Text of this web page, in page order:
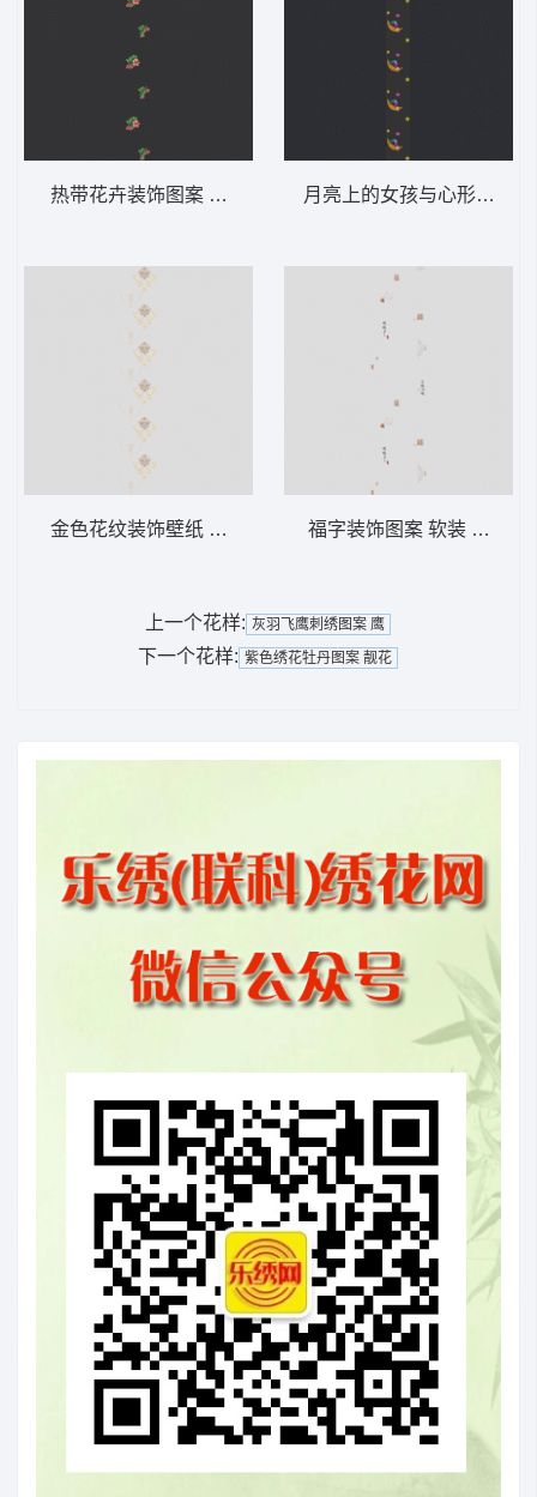
热带花卉装饰图案 软装 装饰 窗帘
金色花纹装饰壁纸 软装 装饰 窗帘
月亮上的女孩与心形气泡
福字装饰图案 软装 装饰 窗
上一个花样: 灰羽飞鹰刺绣图案 鹰
下一个花样: 紫色绣花牡丹图案 靓花